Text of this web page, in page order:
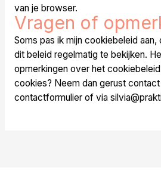
van je browser.
Vragen of
Soms pas ik mijn cookiebeleid aan,
dit beleid regelmatig te bekijken.
opmerkingen over het
cookies? Neem dan gerust
contactformulier of via